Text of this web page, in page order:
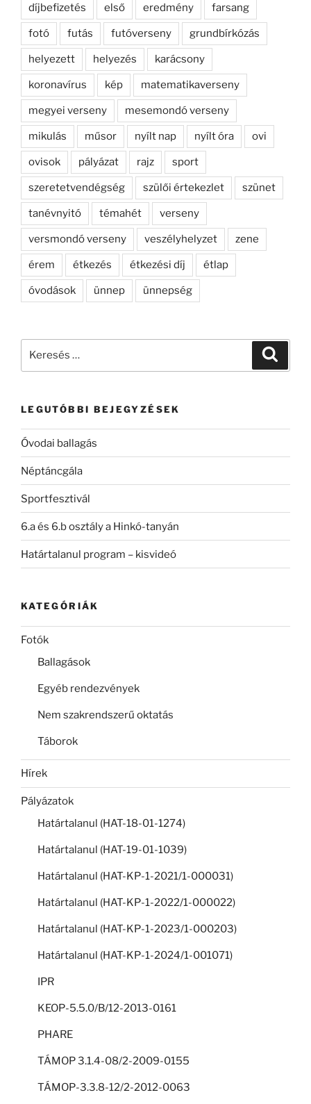
díjbefizetés első eredmény farsang
fotó futás futóverseny grundbírkózás
helyezett helyezés karácsony
koronavírus kép matematikaverseny
megyei verseny mesemondó verseny
mikulás műsor nyílt nap nyílt óra ovi
ovisok pályázat rajz sport
szeretetvendégség szülői értekezlet szünet
tanévnyitó témahét verseny
versmondó verseny veszélyhelyzet zene
érem étkezés étkezési díj étlap
óvodások ünnep ünnepség
LEGUTÓBBI BEJEGYZÉSEK
Óvodai ballagás
Néptáncgála
Sportfesztivál
6.a és 6.b osztály a Hinkó-tanyán
Határtalanul program – kisvideó
KATEGÓRIÁK
Fotók
Ballagások
Egyéb rendezvények
Nem szakrendszerű oktatás
Táborok
Hírek
Pályázatok
Határtalanul (HAT-18-01-1274)
Határtalanul (HAT-19-01-1039)
Határtalanul (HAT-KP-1-2021/1-000031)
Határtalanul (HAT-KP-1-2022/1-000022)
Határtalanul (HAT-KP-1-2023/1-000203)
Határtalanul (HAT-KP-1-2024/1-001071)
IPR
KEOP-5.5.0/B/12-2013-0161
PHARE
TÁMOP 3.1.4-08/2-2009-0155
TÁMOP-3.3.8-12/2-2012-0063